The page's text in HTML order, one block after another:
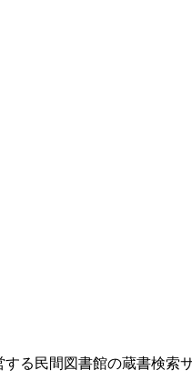
る民間図書館の蔵書検索